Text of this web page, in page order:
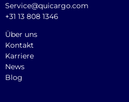
Service@quicargo.com
+31 13 808 1346
Über uns
Kontakt
Karriere
News
Blog